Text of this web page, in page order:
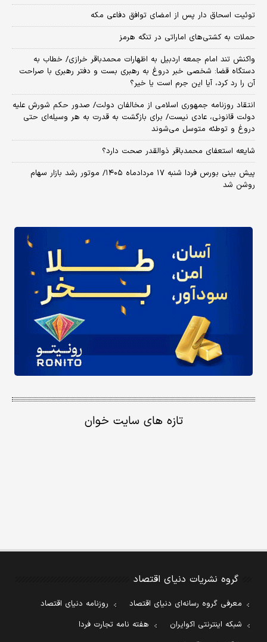
توئیت اسحاق دار پس از امضای توافق دفاعی مکه
حملات به کشتی‌های اماراتی در تنگه هرمز
واکنش تند امام جمعه اردبیل به اظهارات محمدباقر خرازی/ خطاب به
دستگاه قضا: شخصی خبر دروغ به رهبری بست و دفتر رهبری با صراحت
آن را رد کرد، آیا این جرم است یا خیر؟
انتقاد روزنامه جمهوری اسلامی از مخالفان دولت/ صدور حکم شورش علیه
دولت قانونی، عادی نیست/ برای بازگشت به قدرت به هر وسیله‌ای حتی
دروغ و توطئه متوسل می‌شوند
شایعه استعفای محمدباقر ذوالقدر صحت دارد؟
پیش بینی بورس فردا شنبه ۱۷ مردادماه ۱۴۰۵/ موتور رشد بازار سهام
روشن شد
تازه های سایت خوان
گروه نشریات دنیای اقتصاد
معرفی گروه رسانه‌ای دنیای اقتصاد
روزنامه دنیای اقتصاد
شبکه اینترنتی اکوایران
هفته نامه تجارت فردا